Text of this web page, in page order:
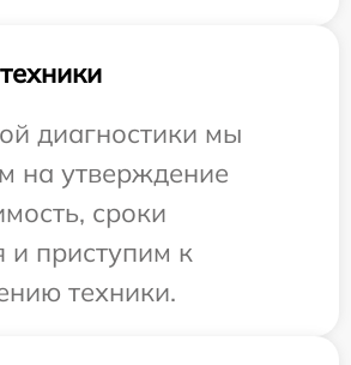
диагностики мы
на утверждение
сроки
и приступим к
техники.